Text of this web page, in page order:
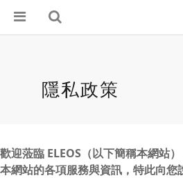
隱私政策
歡迎蒞臨 ELEOS（以下簡稱本網站
本網站的各項服務與資訊，特此向